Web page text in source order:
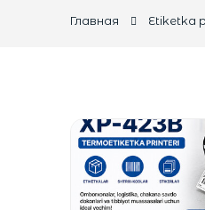
Главная Etiketka